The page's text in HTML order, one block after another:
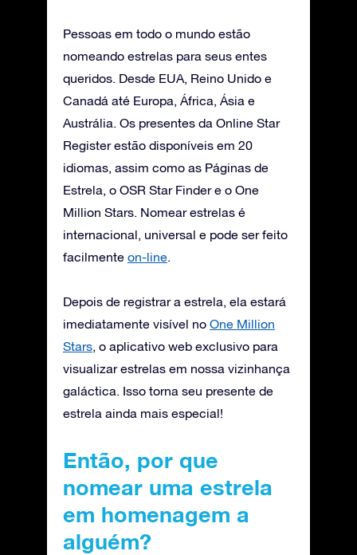
Pessoas em todo o mundo estão
nomeando estrelas para seus entes
queridos. Desde EUA, Reino Unido e
Canadá até Europa, África, Ásia e
Austrália. Os presentes da Online Star
Register estão disponíveis em 20
idiomas, assim como as Páginas de
Estrela, o OSR Star Finder e o One
Million Stars. Nomear estrelas é
internacional, universal e pode ser feito
facilmente on-line.
Depois de registrar a estrela, ela estará
imediatamente visível no One Million
Stars, o aplicativo web exclusivo para
visualizar estrelas em nossa vizinhança
galáctica. Isso torna seu presente de
estrela ainda mais especial!
Então, por que
nomear uma estrela
em homenagem a
alguém?